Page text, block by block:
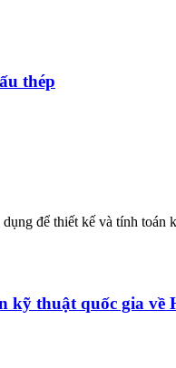
thép
để thiết kế và tính
kỹ thuật quốc gia